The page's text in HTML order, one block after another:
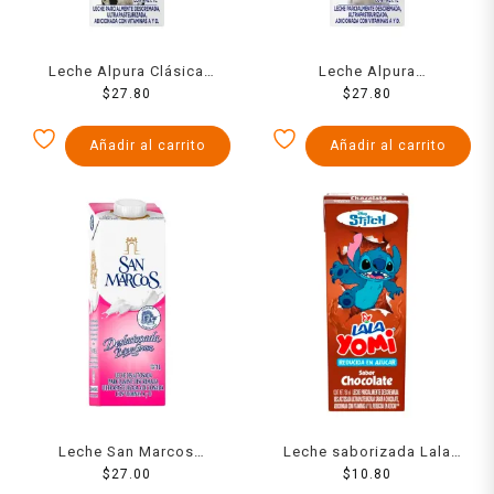
Leche Alpura Clásica
parcialmente descremada 1
$ 27.80
Añadir al carrito
Leche Alpura
semidescremada 1 l
$ 27.80
Añadir al carrito
Leche San Marcos
deslactosada light 1 l
$ 27.00
Leche saborizada Lala
Yomi chocolate 180 ml
$10.80